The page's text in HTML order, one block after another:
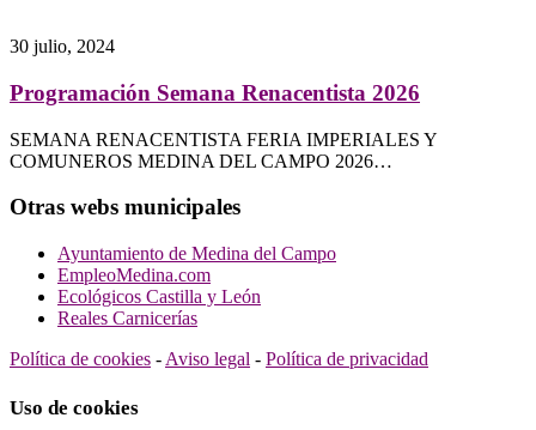
30 julio, 2024
Programación Semana Renacentista 2026
SEMANA RENACENTISTA FERIA IMPERIALES Y
COMUNEROS MEDINA DEL CAMPO 2026…
Otras webs municipales
Ayuntamiento de Medina del Campo
EmpleoMedina.com
Ecológicos Castilla y León
Reales Carnicerías
Política de cookies - Aviso legal - Política de privacidad
Uso de cookies